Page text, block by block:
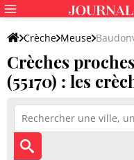
Crèche Meuse
Crèches
(55170) : les